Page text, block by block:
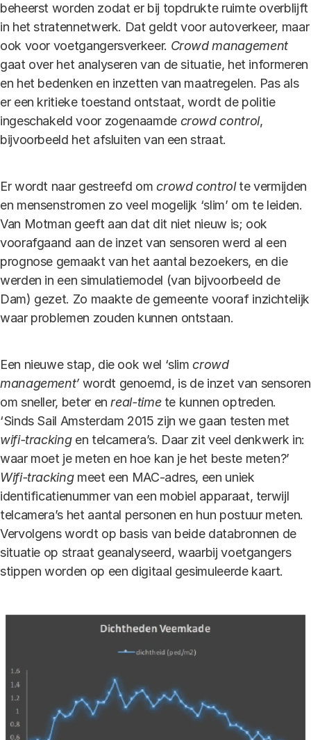
beheerst worden zodat er bij topdrukte ruimte overblijft
in het stratennetwerk. Dat geldt voor autoverkeer, maar
ook voor voetgangersverkeer. Crowd management
gaat over het analyseren van de situatie, het informeren
en het bedenken en inzetten van maatregelen. Pas als
er een kritieke toestand ontstaat, wordt de politie
ingeschakeld voor zogenaamde crowd control,
bijvoorbeeld het afsluiten van een straat.
Er wordt naar gestreefd omcrowd controlte vermijden
en mensenstromen zo veel mogelijk ‘slim’ om te leiden.
Van Motman geeft aan dat dit niet nieuw is; ook
voorafgaand aan de inzet van sensoren werd al een
prognose gemaakt van het aantal bezoekers, en die
werden in een simulatiemodel (van bijvoorbeeld de
Dam) gezet. Zo maakte de gemeente vooraf inzichtelijk
waar problemen zouden kunnen ontstaan.
Een nieuwe stap, die ook wel ‘slim crowd
management’wordt genoemd, is de inzet van sensoren
om sneller, beter enreal-timete kunnen optreden.
‘Sinds Sail Amsterdam 2015 zijn we gaan testen met
wifi-trackingen telcamera’s. Daar zit veel denkwerk in:
waar moet je meten en hoe kan je het beste meten?’
Wifi-trackingmeet een MAC-adres, een uniek
identificatienummer van een mobiel apparaat, terwijl
telcamera’s het aantal personen en hun postuur meten.
Vervolgens wordt op basis van beide databronnen de
situatie op straat geanalyseerd, waarbij voetgangers
stippen worden op een digitaal gesimuleerde kaart.